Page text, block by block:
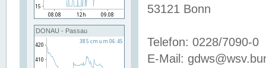
DONAU - Passau
53121 Bonn
Telefon: 0228/7090-0
E-Mail: